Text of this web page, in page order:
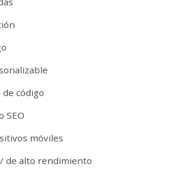
de código
SEO
móviles
de alto rendimiento